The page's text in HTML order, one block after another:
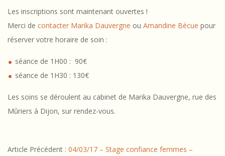
o
n
Les inscriptions sont maintenant ouvertes !
Merci de contacter Marika Dauvergne ou Amandine Bécue pour
réserver votre horaire de soin :
séance de 1H00 : 90€
séance de 1H30 : 130€
Les soins se déroulent au cabinet de Marika Dauvergne, rue des
Mûriers à Dijon, sur rendez-vous.
03-
Article Précédent : 04/03/17 – Stage confiance femmes –